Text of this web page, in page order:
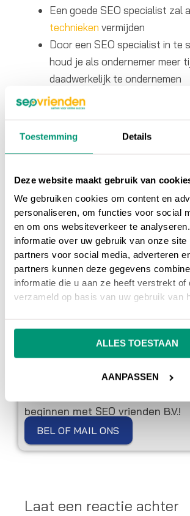
Toestemming Details
Deze website maakt gebruik van
We gebruiken cookies om content en
personaliseren, om functies voor social
en om ons websiteverkeer te
informatie over uw gebruik van onze site
partners voor social media, adverteren
partners kunnen deze gegevens
informatie die u aan ze heeft verstrekt of
verzameld op basis van uw gebruik van
ALLES TOESTAAN
AANPASSEN
Een goede SEO specialist zal
technieken vermijden
Door een SEO specialist in te
houd je als ondernemer meer
daadwerkelijk te ondernemen
Een goede SEO specialist is
hoogte van de laatste updates
zoekmachines op gebied van
hoger te laten plaatsen binnen de
maar ook met een goede
relevante content. Wanneer je een
een website opzet om jouw
te verkopen, dan wil je dat jouw
gevonden kan worden door
Hiervoor kun je een SEO specialist
Toe aan online marketing hulp
beginnen met SEO vrienden B.V.!
BEL OF MAIL ONS
Laat een reactie achter